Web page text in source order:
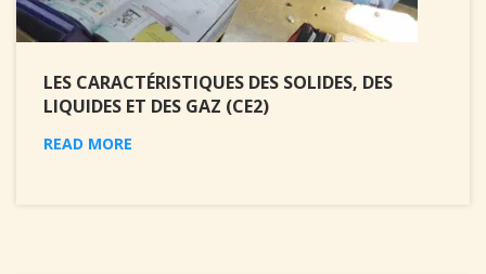
LES CARACTÉRISTIQUES DES SOLIDES, DES
LIQUIDES ET DES GAZ (CE2)
READ MORE